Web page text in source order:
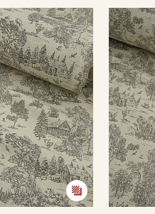
Мы
промокоды и
Электронная почта